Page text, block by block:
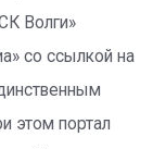
Волги»
со ссылкой на
этом портал